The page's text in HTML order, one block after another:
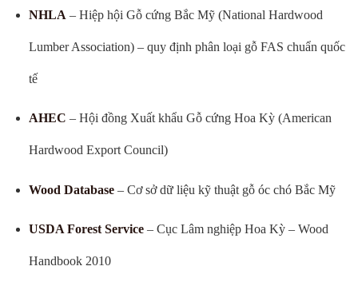
NHLA – Hiệp hội Gỗ cứng Bắc Mỹ (National Hardwood
Lumber Association) – quy định phân loại gỗ FAS chuẩn quốc
tế
AHEC – Hội đồng Xuất khẩu Gỗ cứng Hoa Kỳ (American
Hardwood Export Council)
Wood Database– Cơ sở dữ liệu kỹ thuật gỗ óc chó Bắc Mỹ
USDA Forest Service– Cục Lâm nghiệp Hoa Kỳ – Wood
Handbook 2010